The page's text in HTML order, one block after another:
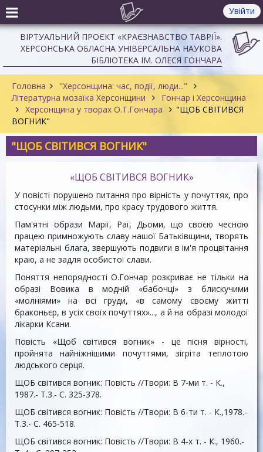
Увійти
ВІРТУАЛЬНИЙ ПРОЄКТ «КРАЄЗНАВСТВО ТАВРІЇ».
ХЕРСОНСЬКА ОБЛАСНА УНІВЕРСАЛЬНА НАУКОВА
БІБЛІОТЕКА ІМ. ОЛЕСЯ ГОНЧАРА
Головна
"Херсонщина: час, події, люди..."
Літературна мозаїка Херсонщини
Гончар і Херсонщина
Херсонщина у творах О.Т.Гончара
"ЩОБ СВІТИВСЯ
ВОГНИК"
"ЩОБ СВІТИВСЯ ВОГНИК"
«ЩОБ СВІТИВСЯ ВОГНИК»
У повісті порушено питання про вірність у почуттях, про
стосунки між людьми, про красу трудового життя.
Пам'ятні образи Марії, Раї, Дьоми, що своєю чесною
працею примножують славу нашої Батьківщини, творять
матеріальні блага, звершують подвиги в ім'я процвітання
краю, а не задля особистої слави.
Поняття непорядності О.Гончар розкриває не тільки на
образі Вовика в модній «бабочці» з блискучими
«молніями» на всі груди, «в самому своєму житті
браконьєр, в усіх своїх почуттях»..., а й на образі молодої
лікарки Ксани.
Повість «Щоб світився вогник» - це пісня вірності,
пройнята найніжнішими почуттями, зігріта теплотою
людського серця.
ЩОБ світився вогник: Повість //Твори: В 7-ми т. - К.,
1987.- Т.3.- С. 325-378.
ЩОБ світився вогник: Повість //Твори: В 6-ти т. - К.,1978.-
Т.3.- С. 465-518.
ЩОБ світився вогник: Повість //Твори: В 4-х т. - К., 1960.-